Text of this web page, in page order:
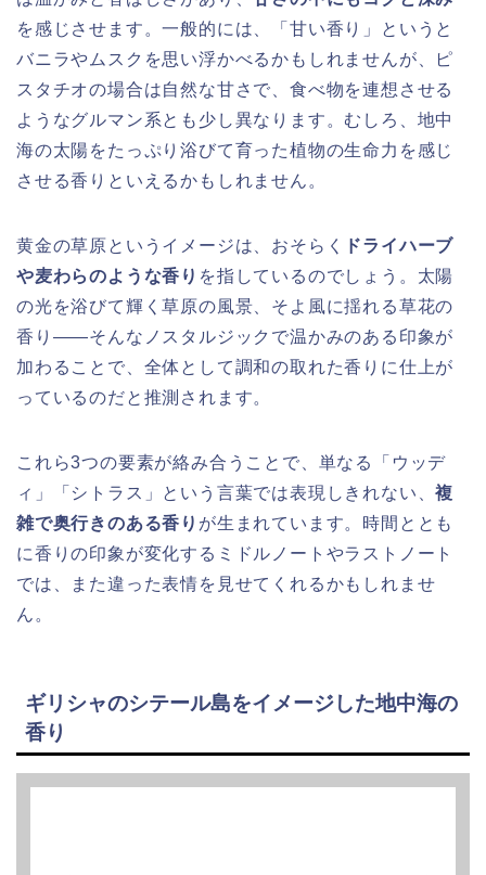
を感じさせます。一般的には、「甘い香り」というと
バニラやムスクを思い浮かべるかもしれませんが、ピ
スタチオの場合は自然な甘さで、食べ物を連想させる
ようなグルマン系とも少し異なります。むしろ、地中
海の太陽をたっぷり浴びて育った植物の生命力を感じ
させる香りといえるかもしれません。
黄金の草原というイメージは、おそらく
ドライハーブ
や麦わらのような香り を指しているのでしょう。太陽
の光を浴びて輝く草原の風景、そよ風に揺れる草花の
香り——そんなノスタルジックで温かみのある印象が
加わることで、全体として調和の取れた香りに仕上が
っているのだと推測されます。
これら3つの要素が絡み合うことで、単なる「ウッデ
ィ」「シトラス」という言葉では表現しきれない、複
雑で奥行きのある香り が生まれています。時間ととも
に香りの印象が変化するミドルノートやラストノート
では、また違った表情を見せてくれるかもしれませ
ん。
ギリシャのシテール島をイメージした地中海の
香り